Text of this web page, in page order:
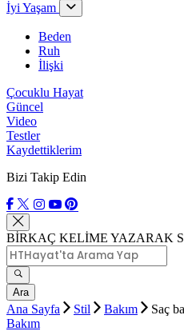
İyi Yaşam
Beden
Ruh
İlişki
Çocuklu Hayat
Güncel
Video
Testler
Kaydettiklerim
Bizi Takip Edin
BİRKAÇ KELİME YAZARAK
Ara
Ana Sayfa Stil Bakım
Saç
Bakım